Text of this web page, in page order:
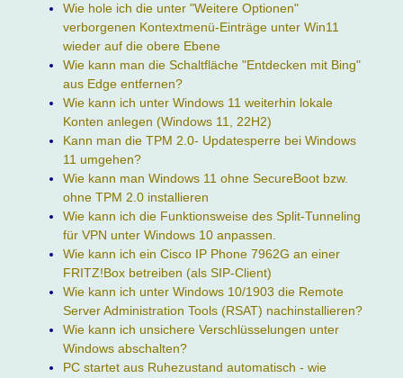
Wie hole ich die unter "Weitere Optionen"
verborgenen Kontextmenü-Einträge unter Win11
wieder auf die obere Ebene
Wie kann man die Schaltfläche "Entdecken mit Bing"
aus Edge entfernen?
Wie kann ich unter Windows 11 weiterhin lokale
Konten anlegen (Windows 11, 22H2)
Kann man die TPM 2.0- Updatesperre bei Windows
11 umgehen?
Wie kann man Windows 11 ohne SecureBoot bzw.
ohne TPM 2.0 installieren
Wie kann ich die Funktionsweise des Split-Tunneling
für VPN unter Windows 10 anpassen.
Wie kann ich ein Cisco IP Phone 7962G an einer
FRITZ!Box betreiben (als SIP-Client)
Wie kann ich unter Windows 10/1903 die Remote
Server Administration Tools (RSAT) nachinstallieren?
Wie kann ich unsichere Verschlüsselungen unter
Windows abschalten?
PC startet aus Ruhezustand automatisch - wie